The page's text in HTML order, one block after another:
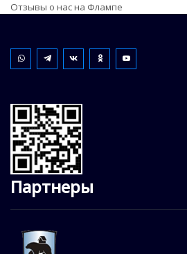
Отзывы о нас на Флампе
Партнеры